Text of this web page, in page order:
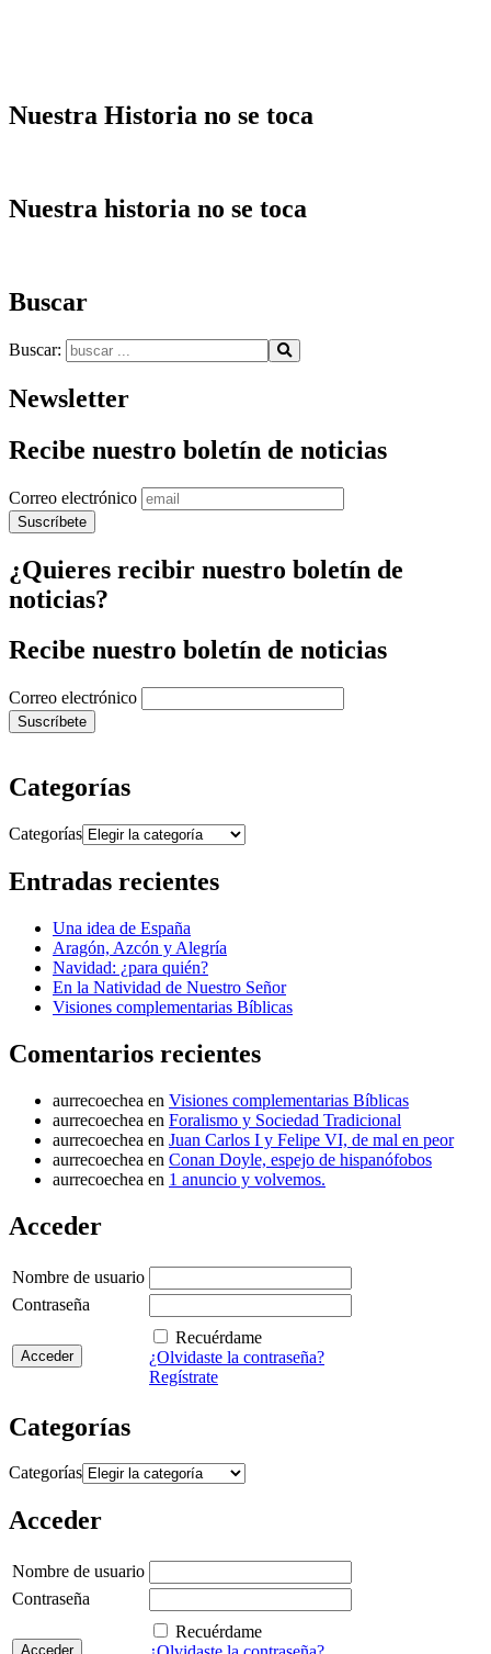
Nuestra Historia no se toca
Nuestra historia no se toca
Buscar
Buscar:
Newsletter
Recibe nuestro boletín de noticias
Correo electrónico
¿Quieres recibir nuestro boletín de
noticias?
Recibe nuestro boletín de noticias
Correo electrónico
Categorías
Categorías
Entradas recientes
Una idea de España
Aragón, Azcón y Alegría
Navidad: ¿para quién?
En la Natividad de Nuestro Señor
Visiones complementarias Bíblicas
Comentarios recientes
aurrecoechea en Visiones complementarias Bíblicas
aurrecoechea en Foralismo y Sociedad Tradicional
aurrecoechea en Juan Carlos I y Felipe VI, de mal en peor
aurrecoechea en Conan Doyle, espejo de hispanófobos
aurrecoechea en 1 anuncio y volvemos.
Acceder
Nombre de usuario
Contraseña
Recuérdame
¿Olvidaste la contraseña?
Regístrate
Categorías
Categorías
Acceder
Nombre de usuario
Contraseña
Recuérdame